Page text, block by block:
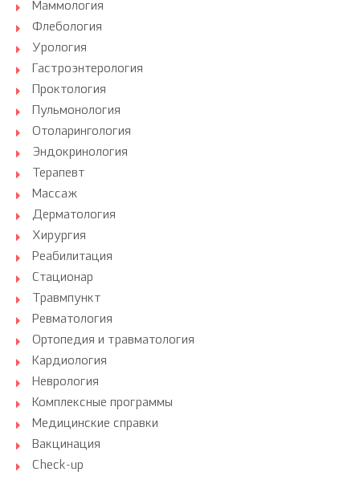
Маммология
Флебология
Урология
Гастроэнтерология
Проктология
Пульмонология
Отоларингология
Эндокринология
Терапевт
Массаж
Дерматология
Хирургия
Реабилитация
Стационар
Травмпункт
Ревматология
Ортопедия и травматология
Кардиология
Неврология
Комплексные программы
Медицинские справки
Вакцинация
Check-up